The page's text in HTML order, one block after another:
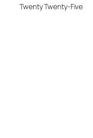
Twenty Twenty-Five